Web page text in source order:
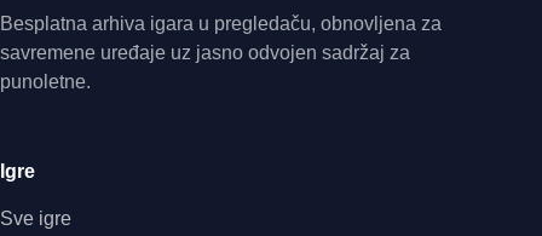
Besplatna arhiva igara u pregledaču, obnovljena za
savremene uređaje uz jasno odvojen sadržaj za
punoletne.
Igre
Sve igre